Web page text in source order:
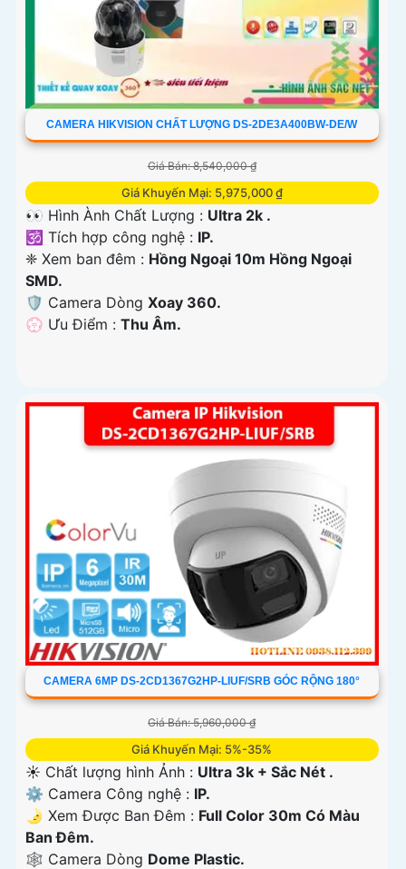
CAMERA HIKVISION CHẤT LƯỢNG DS-2DE3A400BW-DE/W
Giá Bán: 8,540,000 ₫
Giá Khuyến Mại: 5,975,000 ₫
👀 Hình Ành Chất Lượng : Ultra 2k .
🕉️ Tích hợp công nghệ : IP.
❈ Xem ban đêm : Hồng Ngoại 10m Hồng Ngoại
SMD.
🛡 Camera Dòng Xoay 360.
️💮 Ưu Điểm : Thu Âm.
CAMERA 6MP DS-2CD1367G2HP-LIUF/SRB GÓC RỘNG 180°
Giá Bán: 5,960,000 ₫
Giá Khuyến Mại: 5%-35%
☀️ Chất lượng hình Ảnh : Ultra 3k + Sắc Nét .
⚙ Camera Công nghệ : IP.
🌛 Xem Được Ban Đêm : Full Color 30m Có Màu
Ban Ðêm.
🕸️ Camera Dòng Dome Plastic.